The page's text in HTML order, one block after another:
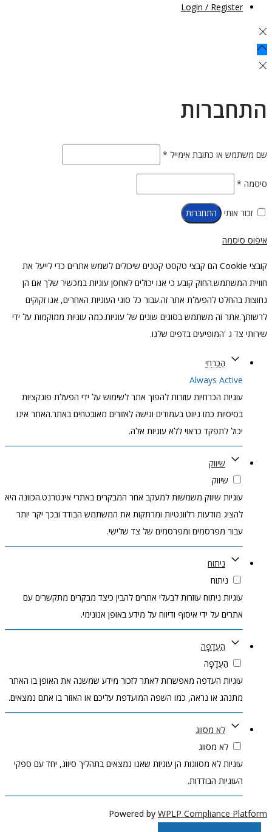
Login / Register
התחברות
שם משתמש או כתובת אימייל *חובה
סיסמה *חובה
זכור אותי התחברות
איפוס סיסמה
קובצי Cookie הם קבצי טקסט קטנים שיכולים לשמש אתרים כדי לייעל את
חוויית המשתמש.החוק קובע כי אנו יכולים לאחסן עוגיות במכשיר שלך אם הן
נחוצות בהחלט להפעלת אתר זה.עבור כל סוגי העוגיות האחרים, אנו זקוקים
לרשותך.אתר זה משתמש בסוגים שונים של עוגיות.כמה עוגיות ממוקמות על ידי
שירותי צד ג 'המופיעים בדפים שלנו.
הֶכְרֵחִי
Always Active
עוגיות הכרחיות עוזרות להפוך אתר לשימוש על ידי הפעלת פונקציות
בסיסיות כמו ניווט בעמודים וגישה לאזורים מאובטחים באתר.האתר אינו
יכול לתפקד כראוי ללא עוגיות אלה.
שיווק
שיווק
עוגיות שיווק משמשות למעקב אחר המבקרים באתרי אינטרנט.הכוונה היא
להציג מודעות רלוונטיות ומרתקות את המשתמש הבודד ובכך יקר יותר
עבור מפרסמים ומפרסמים של צד שלישי.
ניתוח
ניתוח
עוגיות ניתוח עוזרות לבעלי אתרים להבין כיצד מבקרים מתקשרים עם
אתרים על ידי איסוף ודיווח על מידע באופן אנונימי.
הַעֲדָפָה
הַעֲדָפָה
עוגיות העדפה מאפשרות לאתר לזכור מידע שמשנה את האופן בו האתר
מתנהג או נראה, כמו השפה המועדפת עליכם או האזור בו אתם נמצאים.
לא מסווג
לא מסווג
עוגיות לא מסווגות הן עוגיות שאנו נמצאים בתהליך סיווג, יחד עם ספקי
העוגיות הבודדות.
Powered by WPLP Compliance Platform